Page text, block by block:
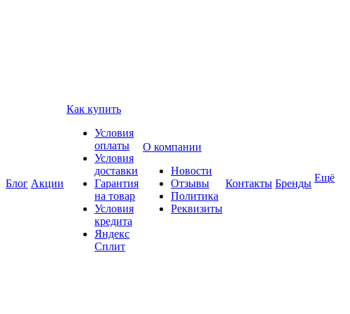
Блог Акции
Как купить
Условия
оплаты
Условия
доставки
Гарантия
на товар
Условия
кредита
Яндекс
Сплит
О компании
Новости
Отзывы
Политика
Реквизиты
Контакты Бренды Ещё